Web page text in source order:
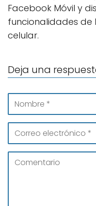
Facebook Móvil y
funcionalidades
celular.
Deja una